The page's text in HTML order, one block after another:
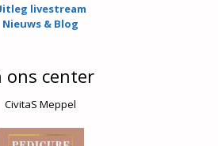
livestream
Nieuws & Blog
ons center
CivitaS Meppel